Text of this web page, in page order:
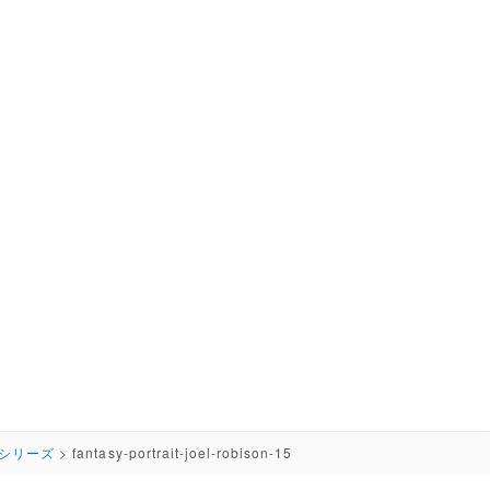
リーズ >fantasy-portrait-joel-robison-15